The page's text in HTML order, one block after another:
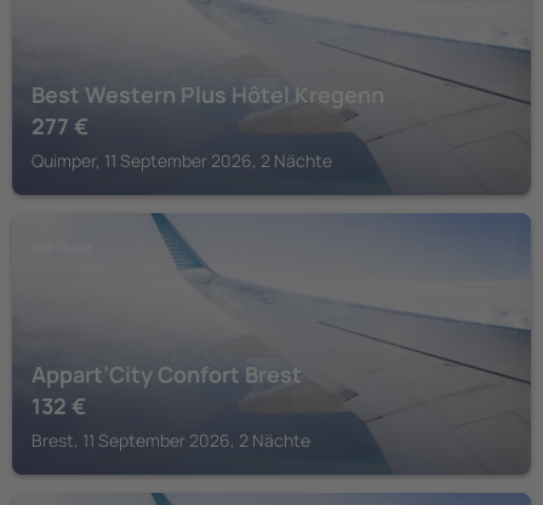
Best Western Plus Hôtel Kregenn
277 €
Quimper, 11 September 2026, 2 Nächte
Appart’City Confort Brest
132 €
Brest, 11 September 2026, 2 Nächte